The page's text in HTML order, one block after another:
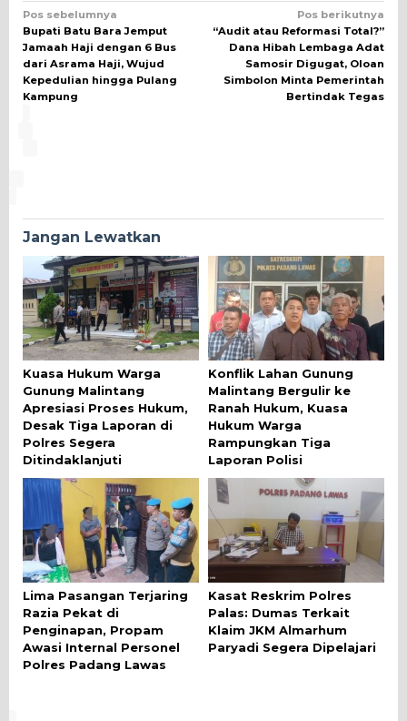
Navigasi
pos
Pos sebelumnya
Bupati Batu Bara Jemput
Jamaah Haji dengan 6 Bus
dari Asrama Haji, Wujud
Kepedulian hingga Pulang
Kampung
Pos berikutnya
“Audit atau Reformasi Total?”
Dana Hibah Lembaga Adat
Samosir Digugat, Oloan
Simbolon Minta Pemerintah
Bertindak Tegas
Jangan Lewatkan
Kuasa Hukum Warga
Gunung Malintang
Apresiasi Proses Hukum,
Desak Tiga Laporan di
Polres Segera
Ditindaklanjuti
Konflik Lahan Gunung
Malintang Bergulir ke
Ranah Hukum, Kuasa
Hukum Warga
Rampungkan Tiga
Laporan Polisi
Lima Pasangan Terjaring
Razia Pekat di
Penginapan, Propam
Awasi Internal Personel
Polres Padang Lawas
Kasat Reskrim Polres
Palas: Dumas Terkait
Klaim JKM Almarhum
Paryadi Segera Dipelajari